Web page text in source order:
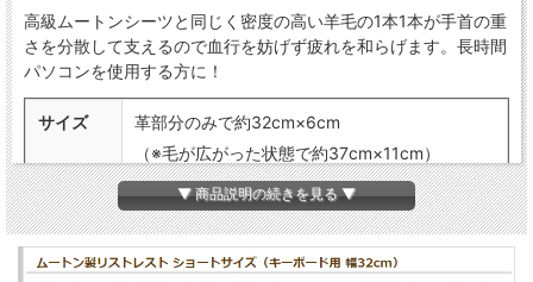
高級ムートンシーツと同じく密度の高い羊毛の1本1本が手首の重
さを分散して支えるので血行を妨げず疲れを和らげます。長時間
パソコンを使用する方に！
サイズ
革部分のみで約32cm×6cm
（※毛が広がった状態で約37cm×11cm）
カラー
アイボリー
クリーム
ローズ
▼ 商品説明の続きを見る ▼